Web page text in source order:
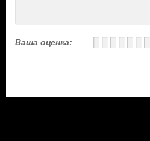
Ваша оценка: